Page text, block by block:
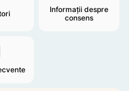
Informații despre
consens